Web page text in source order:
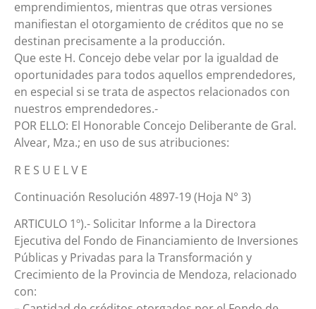
emprendimientos, mientras que otras versiones
manifiestan el otorgamiento de créditos que no se
destinan precisamente a la producción.
Que este H. Concejo debe velar por la igualdad de
oportunidades para todos aquellos emprendedores,
en especial si se trata de aspectos relacionados con
nuestros emprendedores.-
POR ELLO: El Honorable Concejo Deliberante de Gral.
Alvear, Mza.; en uso de sus atribuciones:
R E S U E L V E
Continuación Resolución 4897-19 (Hoja N° 3)
ARTICULO 1º).- Solicitar Informe a la Directora
Ejecutiva del Fondo de Financiamiento de Inversiones
Públicas y Privadas para la Transformación y
Crecimiento de la Provincia de Mendoza, relacionado
con: